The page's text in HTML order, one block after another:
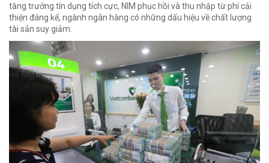
tăng trưởng tín dụng tích cực, NIM phục hồi và thu nhập từ phí cải
thiện đáng kể, ngành ngân hàng có những dấu hiệu về chất lượng
tài sản suy giảm.